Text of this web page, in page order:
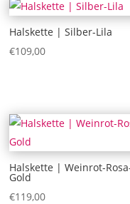
Halskette | Silber-Lila
€109,00
Halskette | Weinrot-
Gold
€119,00